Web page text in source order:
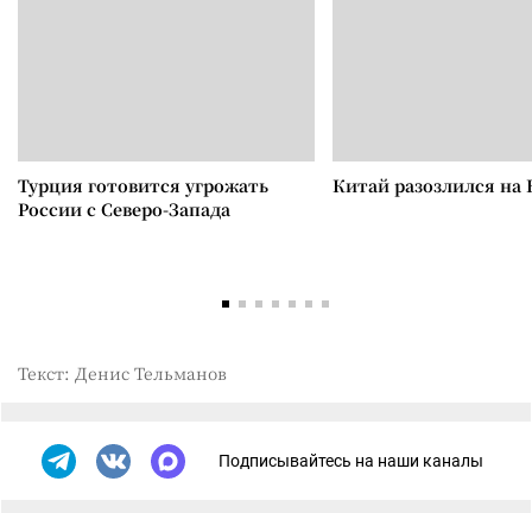
Турция готовится угрожать
России с Северо-Запада
Китай разозлился на
Текст: Денис Тельманов
Подписывайтесь на наши каналы